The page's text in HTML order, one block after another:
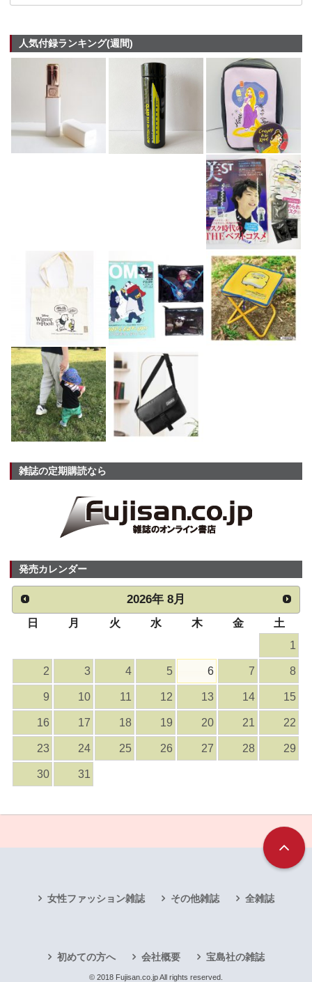
人気付録ランキング(週間)
雑誌の定期購読なら
発売カレンダー
2026年 8月
日 月 火 水 木 金
土
1
2 3 4 5 6 7 8
9 10 11 12 13 14 15
16 17 18 19 20 21 22
23 24 25 26 27 28 29
30 31
女性ファッション雑誌 その他雑誌 全雑誌
初めての方へ 会社概要 宝島社の雑誌
© 2018 Fujisan.co.jp All rights reserved.